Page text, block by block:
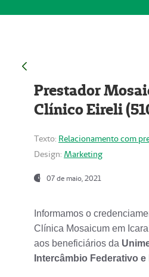
Prestador
Clínico Eireli
Texto: Relacionamento com
Design: Marketing
07 de maio, 2021
Informamos o
Clínica Mosaicum em
aos beneficiários da
Intercâmbio Federativo e